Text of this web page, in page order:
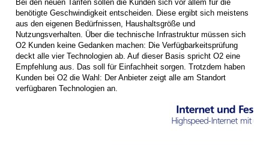
Bei den neuen Tarifen sollen die Kunden sich vor allem für die
benötigte Geschwindigkeit entscheiden. Diese ergibt sich meistens
aus den eigenen Bedürfnissen, Haushaltsgröße und
Nutzungsverhalten. Über die technische Infrastruktur müssen sich
O2 Kunden keine Gedanken machen: Die Verfügbarkeitsprüfung
deckt alle vier Technologien ab. Auf dieser Basis spricht O2 eine
Empfehlung aus. Das soll für Einfachheit sorgen. Trotzdem haben
Kunden bei O2 die Wahl: Der Anbieter zeigt alle am Standort
verfügbaren Technologien an.